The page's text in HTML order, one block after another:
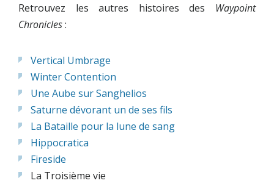
Retrouvez les autres histoires des Waypoint
Chronicles:
Vertical Umbrage
Winter Contention
Une Aube sur Sanghelios
Saturne dévorant un de ses fils
La Bataille pour la lune de sang
Hippocratica
Fireside
La Troisième vie